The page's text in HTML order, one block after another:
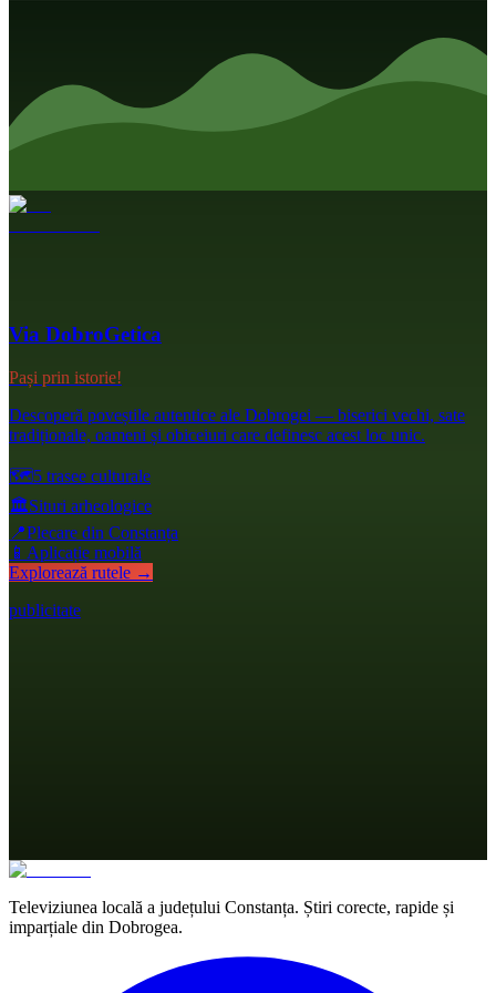
Via DobroGetica
Pași prin istorie!
Descoperă poveștile autentice ale Dobrogei — biserici vechi, sate
tradiționale, oameni și obiceiuri care definesc acest loc unic.
🗺️5 trasee culturale
🏛️Situri arheologice
📍Plecare din Constanța
📱 Aplicație mobilă
Explorează rutele →
publicitate
Televiziunea locală a județului Constanța. Știri corecte, rapide și
imparțiale din Dobrogea.